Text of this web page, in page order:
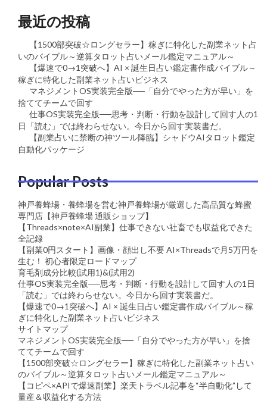
最近の投稿
【1500部突破☆ロングセラー】稼ぎに特化した副業ネット占
いのバイブル～逆算タロット占いメール鑑定マニュアル～
【爆速で0→1突破へ】AI × 誕生日占い鑑定書作成バイブル～
稼ぎに特化した副業ネット占いビジネス
マネジメントOS実装完全版──「自分でやった方が早い」を
捨ててチームで回す
仕事OS実装完全版──思考・判断・行動を設計して回す人の1
日「読む」では終わらせない。今日から回す実装書だ。
【副業占いに禁断の神ツール降臨】シャドウAIタロット鑑定
自動化パッケージ
Popular Posts
神戸養蜂場・養蜂場を営む神戸養蜂場が厳選した高品質な蜂蜜
専門店【神戸養蜂場 通販ショップ】
【Threads×note×AI副業】仕事できない社畜でも収益化できた
全記録
【副業0円スタート】画像・顔出し不要 AI×Threadsで月5万円を
生む！ 初心者限定ロードマップ
育毛剤成分比較(試用1)&(試用2)
仕事OS実装完全版──思考・判断・行動を設計して回す人の1日
「読む」では終わらせない。今日から回す実装書だ。
【爆速で0→1突破へ】AI × 誕生日占い鑑定書作成バイブル～稼
ぎに特化した副業ネット占いビジネス
サイトマップ
マネジメントOS実装完全版──「自分でやった方が早い」を捨
ててチームで回す
【1500部突破☆ロングセラー】稼ぎに特化した副業ネット占い
のバイブル～逆算タロット占いメール鑑定マニュアル～
【コピペ×APIで爆速副業】楽天トラベル記事を“半自動化”して
量産＆収益化する方法